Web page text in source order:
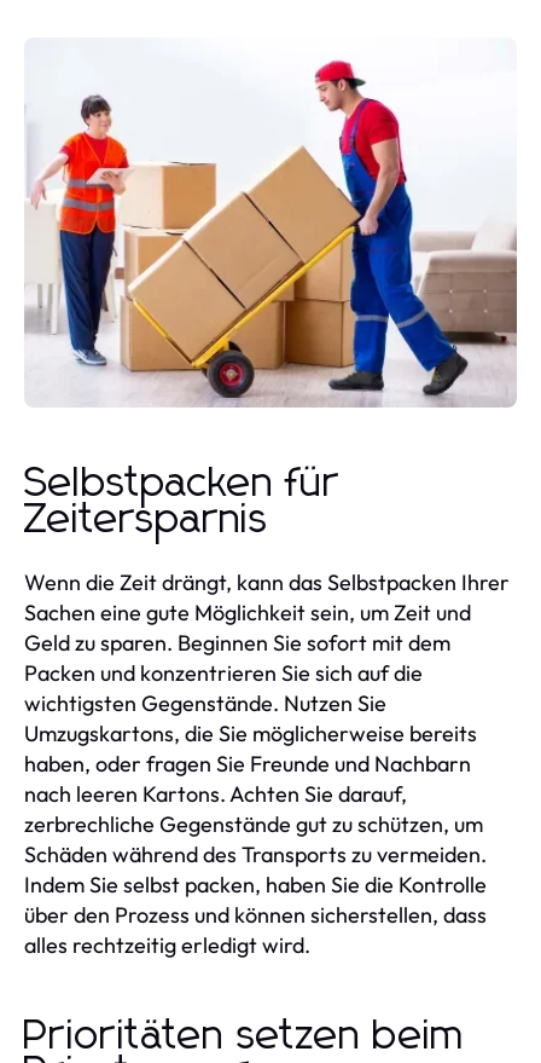
Selbstpacken für
Zeitersparnis
Wenn die Zeit drängt, kann das Selbstpacken Ihrer
Sachen eine gute Möglichkeit sein, um Zeit und
Geld zu sparen. Beginnen Sie sofort mit dem
Packen und konzentrieren Sie sich auf die
wichtigsten Gegenstände. Nutzen Sie
Umzugskartons, die Sie möglicherweise bereits
haben, oder fragen Sie Freunde und Nachbarn
nach leeren Kartons. Achten Sie darauf,
zerbrechliche Gegenstände gut zu schützen, um
Schäden während des Transports zu vermeiden.
Indem Sie selbst packen, haben Sie die Kontrolle
über den Prozess und können sicherstellen, dass
alles rechtzeitig erledigt wird.
Prioritäten setzen beim